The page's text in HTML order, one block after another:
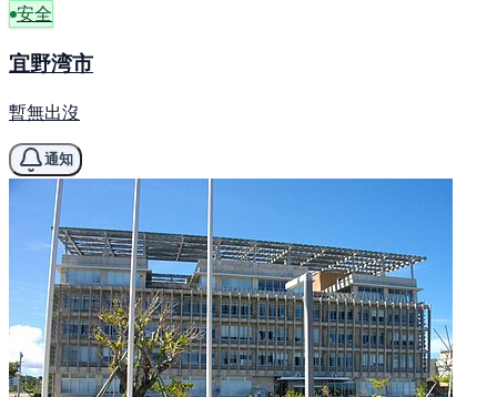
安全
宜野湾市
暫無出沒
通知